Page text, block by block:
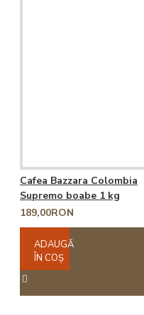
Cafea Bazzara Colombia
Supremo boabe 1 kg
189,00RON
ADAUGĂ
ÎN COŞ